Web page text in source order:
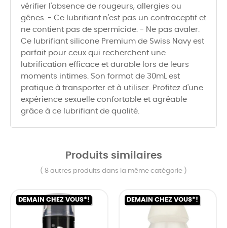
vérifier l'absence de rougeurs, allergies ou
gênes. - Ce lubrifiant n'est pas un contraceptif et
ne contient pas de spermicide. - Ne pas avaler.
Ce lubrifiant silicone Premium de Swiss Navy est
parfait pour ceux qui recherchent une
lubrification efficace et durable lors de leurs
moments intimes. Son format de 30mL est
pratique à transporter et à utiliser. Profitez d'une
expérience sexuelle confortable et agréable
grâce à ce lubrifiant de qualité.
Produits similaires
( 8 autres produits dans la même catégorie )
DEMAIN CHEZ VOUS*! DEMAIN CHEZ VOUS*!